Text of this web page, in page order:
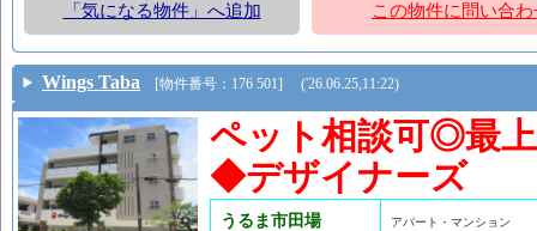
「気になる物件」へ追加 この物件に問い合わ
Wings Taba [物件番号：176 501] ('26.06.25,11:22)
ペット相談可◎最
◆デザイナーズ
うるま市田場 アパート・マンション